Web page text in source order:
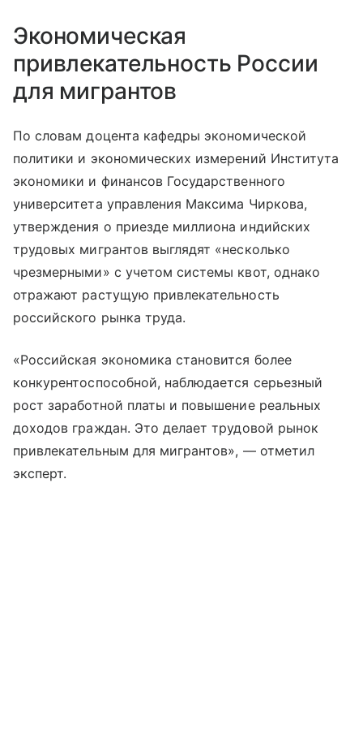
Экономическая
привлекательность России
для мигрантов
По словам доцента кафедры экономической
политики и экономических измерений Института
экономики и финансов Государственного
университета управления Максима Чиркова,
утверждения о приезде миллиона индийских
трудовых мигрантов выглядят «несколько
чрезмерными» с учетом системы квот, однако
отражают растущую привлекательность
российского рынка труда.
«Российская экономика становится более
конкурентоспособной, наблюдается серьезный
рост заработной платы и повышение реальных
доходов граждан. Это делает трудовой рынок
привлекательным для мигрантов», — отметил
эксперт.